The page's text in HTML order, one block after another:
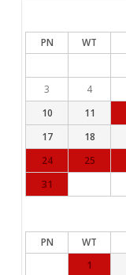
PN WT
3
4
10
11
17
18
24
25
31
PN WT
1